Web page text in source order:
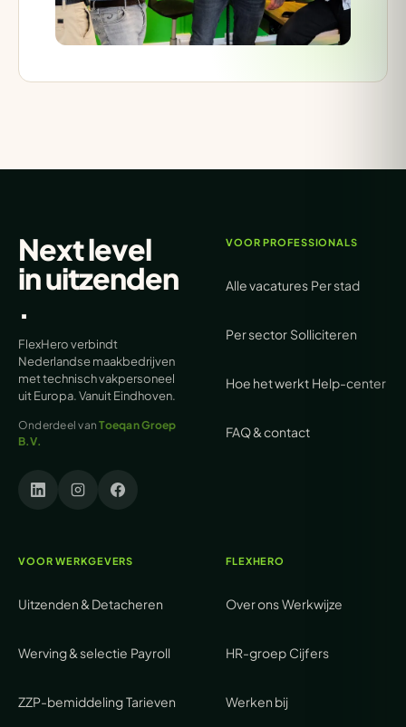
Next level
inuitzenden
.
FlexHero verbindt
Nederlandse maakbedrijven
met technisch vakpersoneel
uit Europa. Vanuit Eindhoven.
Onderdeel vanToeqan Groep
B.V.
VOOR PROFESSIONALS
Alle vacatures Per stad
Per sector Solliciteren
Hoe het werkt Help-center
FAQ & contact
VOOR WERKGEVERS
Uitzenden & Detacheren
Werving & selectie Payroll
ZZP-bemiddelingTarieven
FLEXHERO
Over onsWerkwijze
HR-groep Cijfers
Werken bij